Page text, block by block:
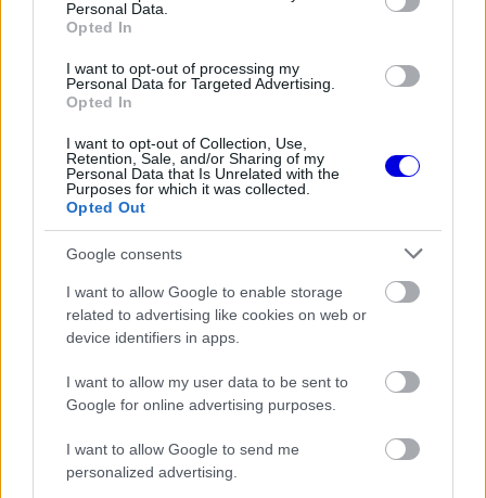
Personal Data.
Opted In
I want to opt-out of processing my
Personal Data for Targeted Advertising.
Opted In
I want to opt-out of Collection, Use,
Retention, Sale, and/or Sharing of my
Personal Data that Is Unrelated with the
Purposes for which it was collected.
Opted Out
Google consents
I want to allow Google to enable storage
related to advertising like cookies on web or
device identifiers in apps.
I want to allow my user data to be sent to
Google for online advertising purposes.
I want to allow Google to send me
personalized advertising.
FORMA-1
A saját protezsáltja állhat Max
döntött a Ferrari Sainz és Ricciardo
között
„Nem voltam dühös” – magyarázta Grosjean. „Az
egész helyzetet félreértelmezték, mert olyanok is
belekeveredtek, akiknek semmi keresnivalójuk
nem volt ott. Marcus nekem jött, kapott egy
áthajtásost, az én versenyem pedig ezzel